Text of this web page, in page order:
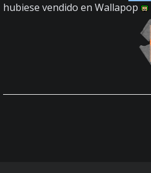
hubiese vendido en Wallapop